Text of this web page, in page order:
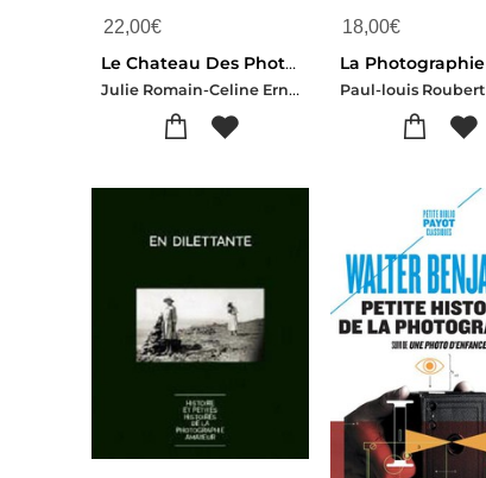
22,00€
Le Chateau Des Photographes : Caen
Julie Romain-Celine Ernaelsteen
18,00€
Paul-louis Roubert